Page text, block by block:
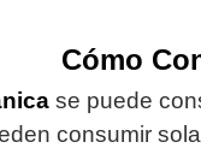
Cómo
se puede
consumir